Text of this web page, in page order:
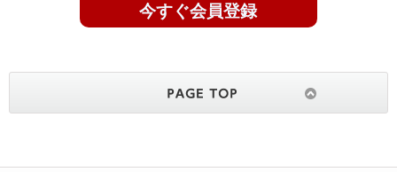
今すぐ会員登録